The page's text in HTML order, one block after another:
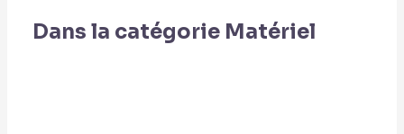
Dans la catégorie Matériel